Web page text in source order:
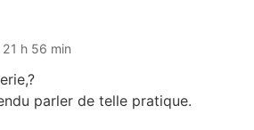
h 56 min
parler de telle pratique.